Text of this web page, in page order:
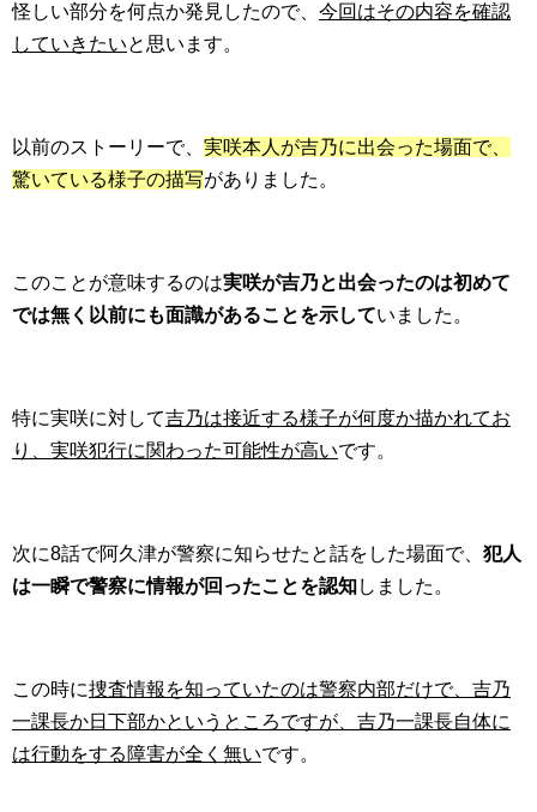
怪しい部分を何点か発見したので、 今回はその内容を確認
していきたいと思います。
以前のストーリーで、 実咲本人が吉乃に出会った場面で、
驚いている様子の描写がありました。
このことが意味するのは実咲が吉乃と出会ったのは初めて
では無く以前にも面識があることを示していました。
特に実咲に対して吉乃は接近する様子が何度か描かれてお
り、実咲犯行に関わった可能性が高いです。
次に8話で阿久津が警察に知らせたと話をした場面で、 犯人
は一瞬で警察に情報が回ったことを認知しました。
この時に捜査情報を知っていたのは警察内部だけで、吉乃
一課長か日下部かというところですが、吉乃一課長自体に
は行動をする障害が全く無いです。